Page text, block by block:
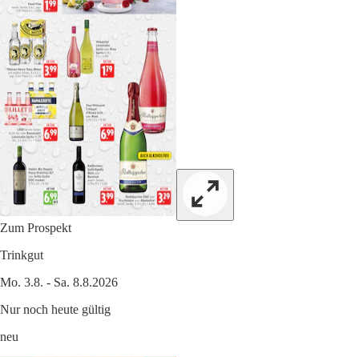
Zum Prospekt
Trinkgut
Mo. 3.8. - Sa. 8.8.2026
Nur noch heute gültig
neu